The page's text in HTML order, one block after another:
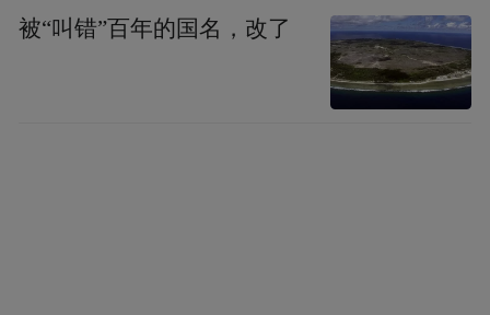
被“叫错”百年的国名，改了